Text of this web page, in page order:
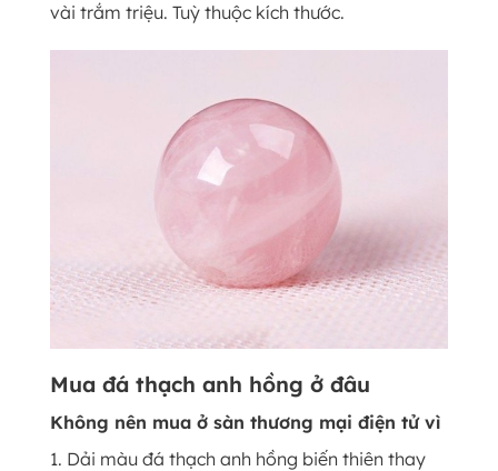
vài trắm triệu. Tuỳ thuộc kích thước.
Mua đá thạch anh hồng ở đâu
Không nên mua ở sàn thương mại điện tử vì
1. Dải màu đá thạch anh hồng biến thiên thay